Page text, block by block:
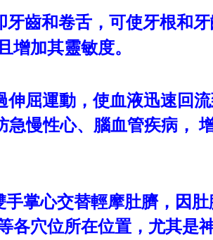
牙齒和卷舌，可使牙根和
增加其靈敏度。
伸屈運動，使血液迅速回流
慢性心、腦血管疾病，
手掌心交替輕摩肚臍，因肚
各穴位所在位置，尤其是